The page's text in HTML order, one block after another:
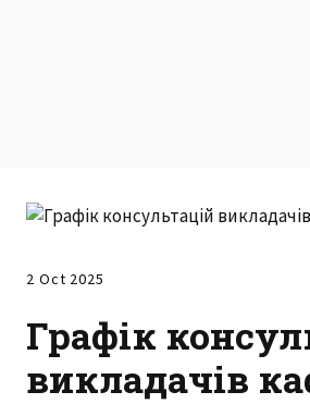
2 Oct 2025
Графік
викладачів